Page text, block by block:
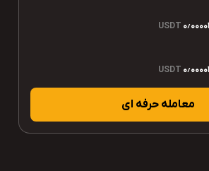
USDT
USDT
معامله حرفه ای